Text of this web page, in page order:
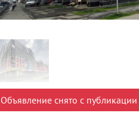
Объявление снято с публикации